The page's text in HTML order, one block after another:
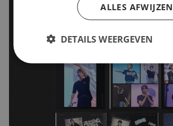
ALLES AFWIJZEN
DETAILS WEERGEVEN